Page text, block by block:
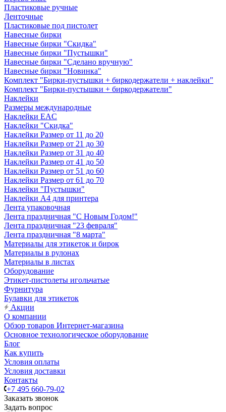
Пластиковые ручные
Ленточные
Пластиковые под пистолет
Навесные бирки
Навесные бирки "Скидка"
Навесные бирки "Пустышки"
Навесные бирки "Сделано вручную"
Навесные бирки "Новинка"
Комплект "Бирки-пустышки + биркодержатели + наклейки"
Комплект "Бирки-пустышки + биркодержатели"
Наклейки
Размеры международные
Наклейки EAC
Наклейки "Скидка"
Наклейки Размер от 11 до 20
Наклейки Размер от 21 до 30
Наклейки Размер от 31 до 40
Наклейки Размер от 41 до 50
Наклейки Размер от 51 до 60
Наклейки Размер от 61 до 70
Наклейки "Пустышки"
Наклейки А4 для принтера
Лента упаковочная
Лента праздничная "С Новым Годом!"
Лента праздничная "23 февраля"
Лента праздничная "8 марта"
Материалы для этикеток и бирок
Материалы в рулонах
Материалы в листах
Оборудование
Этикет-пистолеты игольчатые
Фурнитура
Булавки для этикеток
Акции
О компании
Обзор товаров Интернет-магазина
Основное технологическое оборудование
Блог
Как купить
Условия оплаты
Условия доставки
Контакты
+7 495 660-79-02
Заказать звонок
Задать вопрос